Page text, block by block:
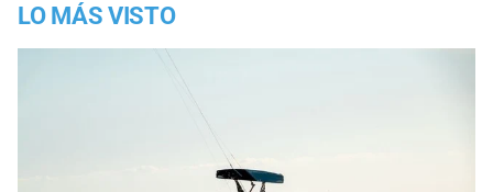
LO MÁS VISTO